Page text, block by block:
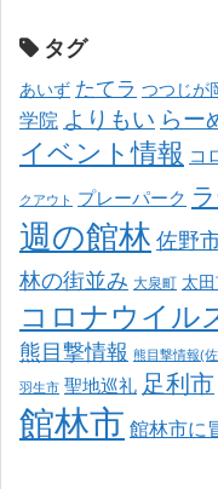
タグ
あいず たてラ つつじが
学院 よりもい らー
イベント情報 コ
クアウト プレーパーク
週の館林 佐野
林の街並み 大泉町 太
コロナウイル
熊目撃情報 熊目撃情報(
羽生市 聖地巡礼 足利市
館林市 館林市に